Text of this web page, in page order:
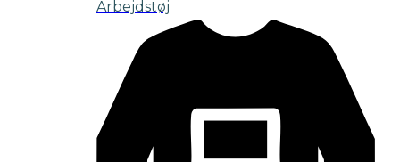
Arbejdstøj